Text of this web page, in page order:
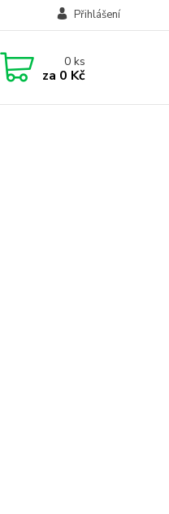
Přihlášení
0ks
za 0 Kč